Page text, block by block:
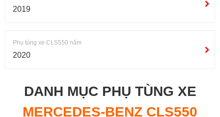
2019
Phụ tùng xe CLS550 năm
2020
DANH MỤC PHỤ TÙNG XE
MERCEDES-BENZ CLS550